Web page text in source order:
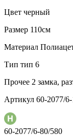
Цвет черный
Размер 110см
Материал
Тип тип 6
Прочее 2 замка,
Артикул 60-2077/
60-2077/6-80/580